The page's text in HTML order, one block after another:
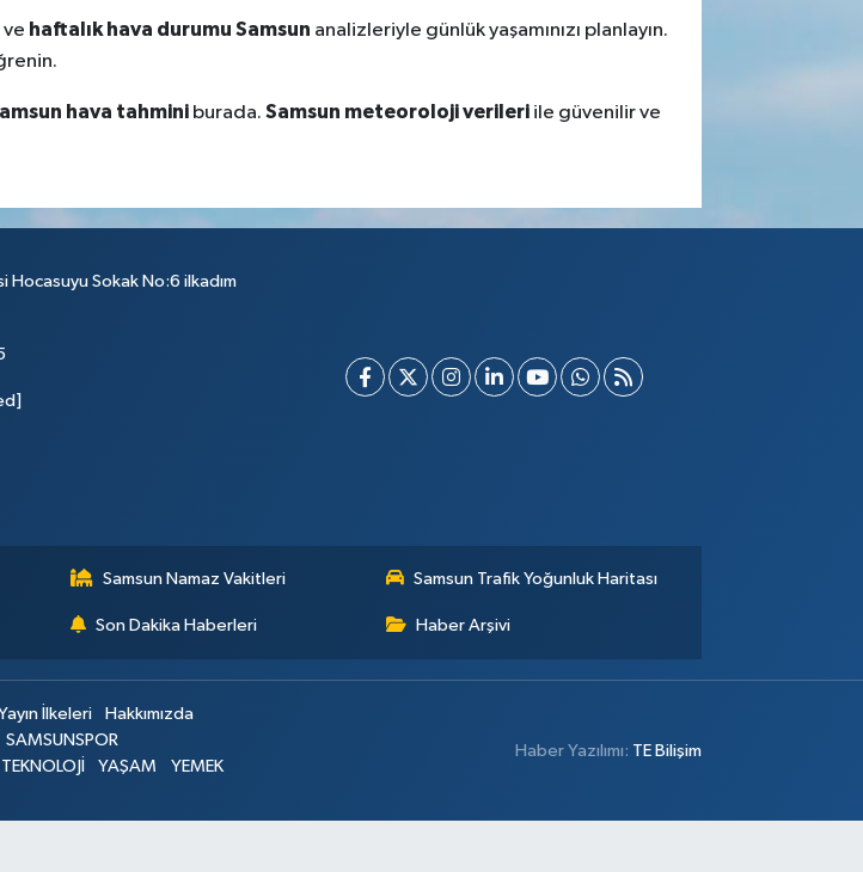
ve haftalık hava durumu Samsun analizleriyle günlük yaşamınızı planlayın.
hava tahmini burada.Samsun meteoroloji verileri ile güvenilir ve
Hocasuyu Sokak No:6 ilkadım
Samsun Namaz Vakitleri Samsun Trafik Yoğunluk Haritası
Son Dakika Haberleri Haber Arşivi
İlkeleri
Hakkımızda
SAMSUNSPOR
TEKNOLOJİ YAŞAM YEMEK
Haber Yazılımı: TE Bilişim